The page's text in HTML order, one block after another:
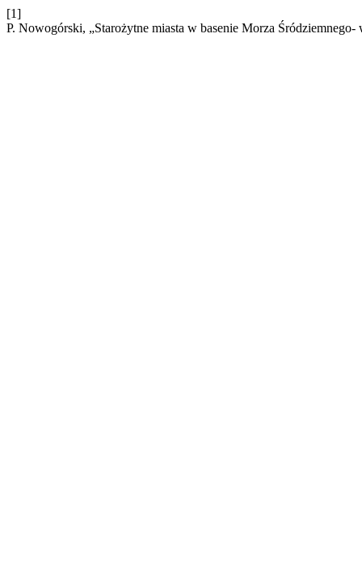
[1]
P. Nowogórski, „Starożytne miasta w basenie Morza